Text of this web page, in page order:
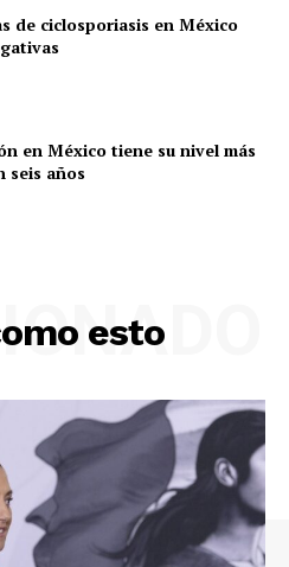
de ciclosporiasis en México
en México tiene su nivel más
seis años
esto